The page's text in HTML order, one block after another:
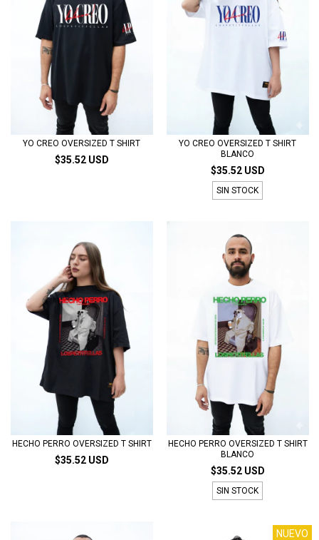
YO CREO OVERSIZED T SHIRT
$35.52 USD
YO CREO OVERSIZED T SHIRT
BLANCO
$35.52 USD
SIN STOCK
HECHO PERRO OVERSIZED T SHIRT
$35.52 USD
HECHO PERRO OVERSIZED T SHIRT
BLANCO
$35.52 USD
SIN STOCK
NUEVO